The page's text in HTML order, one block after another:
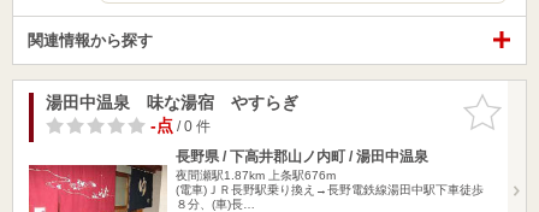
関連情報から探す
お気に入
りに追加
湯田中温泉 味な湯宿 やすらぎ
-点/ 0 件
長野県 / 下高井郡山ノ内町 / 湯田中温泉
夜間瀬駅1.87km
上条駅676m
(電車)ＪＲ長野駅乗り換え→長野電鉄線湯田中駅下車徒歩
８分、(車)長…